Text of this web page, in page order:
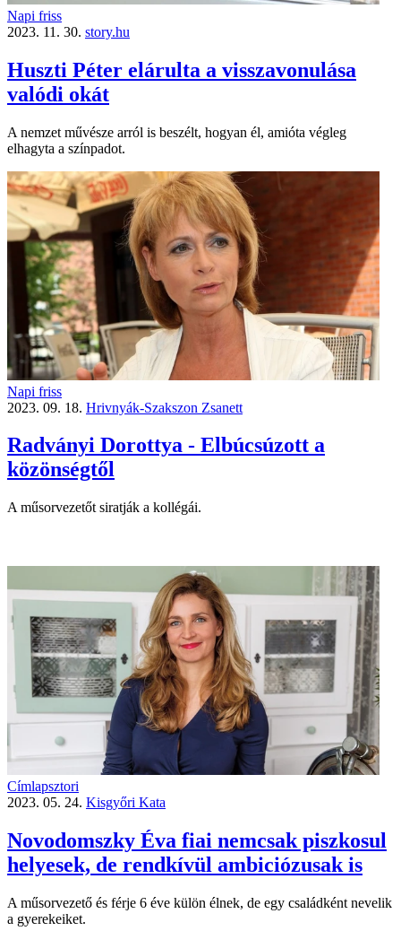
Napi friss
2023. 11. 30. story.hu
Huszti Péter elárulta a visszavonulása
valódi okát
A nemzet művésze arról is beszélt, hogyan él, amióta végleg
elhagyta a színpadot.
Napi friss
2023. 09. 18. Hrivnyák-Szakszon Zsanett
Radványi Dorottya - Elbúcsúzott a
közönségtől
A műsorvezetőt siratják a kollégái.
Címlapsztori
2023. 05. 24. Kisgyőri Kata
Novodomszky Éva fiai nemcsak piszkosul
helyesek, de rendkívül ambiciózusak is
A műsorvezető és férje 6 éve külön élnek, de egy családként nevelik
a gyerekeiket.